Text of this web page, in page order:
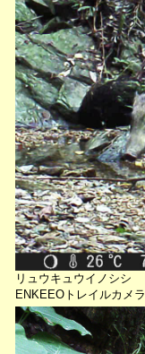
リュウキュウイノシシ
ENKEEOトレイルカメラ